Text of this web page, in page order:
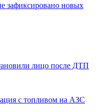
зафиксировано новых
лицо после ДТП
с топливом на АЗС